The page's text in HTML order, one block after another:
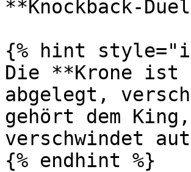
**Knockback-
{% hint
Die **Krone ist
abgelegt,
gehört dem
verschwindet
{% endhint %}